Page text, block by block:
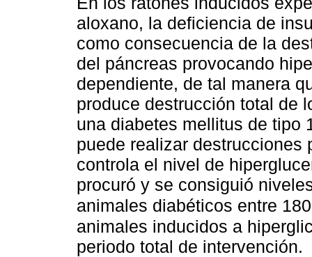
aloxano, la deficiencia de
como consecuencia de la
del páncreas provocando
dependiente, de tal manera
produce destrucción total de
una diabetes mellitus de tipo
puede realizar
controla el nivel de
procuró y se consiguió
animales diabéticos entre
animales inducidos a
periodo total de intervención.